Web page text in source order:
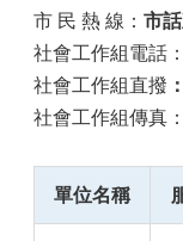
市 民 熱 線： 市
社會工作組電話：
社會工作組直撥
社會工作組傳真：
單位名稱